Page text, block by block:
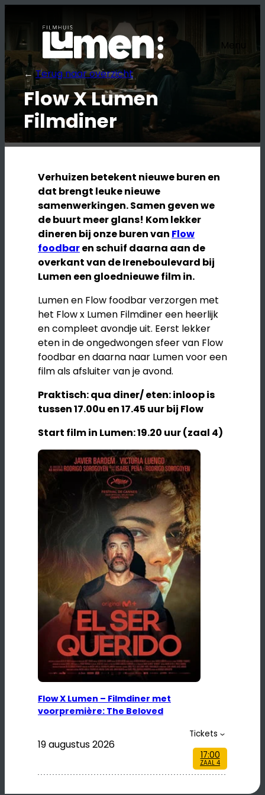
inhoud
Menu
←Terug naar overzicht
Flow X Lumen
Filmdiner
Verhuizen betekent nieuwe buren en
dat brengt leuke nieuwe
samenwerkingen. Samen geven we
de buurt meer glans! Kom lekker
dineren bij onze buren van Flow
foodbaren schuif daarna aan de
overkant van de Ireneboulevard bij
Lumen een gloednieuwe film in.
Lumen en Flow foodbar verzorgen met
het Flow x Lumen Filmdiner een heerlijk
en compleet avondje uit. Eerst lekker
eten in de ongedwongen sfeer van Flow
foodbar en daarna naar Lumen voor een
film als afsluiter van je avond.
Praktisch: qua diner/ eten: inloop is
tussen 17.00u en 17.45 uur bij Flow
Start film in Lumen: 19.20 uur (zaal 4)
Flow X Lumen – Filmdiner met
voorpremière: The Beloved
19 augustus 2026
Tickets
17:00
ZAAL 4